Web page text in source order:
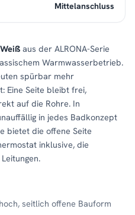
aus der ALRONA-Serie
Warmwasserbetrieb.
spürbar mehr
Eine Seite bleibt frei,
auf die Rohre. In
in jedes Badkonzept
bietet die offene Seite
inklusive, die
seitlich offene Bauform
Mittelanschluss